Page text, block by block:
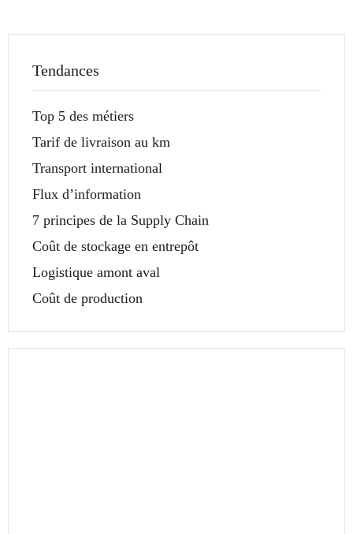
Tendances
Top 5 des métiers
Tarif de livraison au km
Transport international
Flux d’information
7 principes de la Supply Chain
Coût de stockage en entrepôt
Logistique amont aval
Coût de production